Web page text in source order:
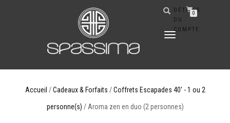
DÉPLIER
DÉTAILS
DU
COMPTE
0
Accueil /Cadeaux & Forfaits /Coffrets Escapades 40' - 1 ou 2
personne(s) / Aroma zen en duo (2 personnes)